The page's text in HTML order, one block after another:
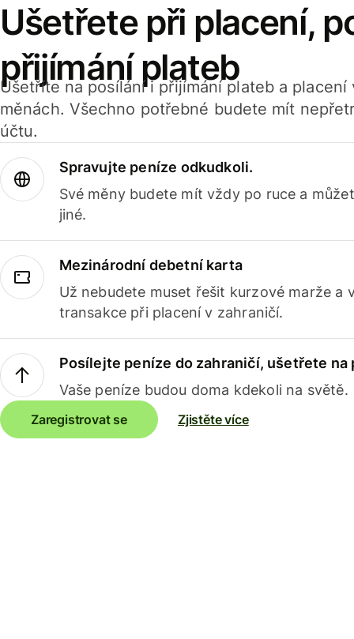
Ušetřete při placení,
přijímání plateb
Ušetříte na posílání i přijímání plateb a
měnách. Všechno potřebné budete mít
účtu.
Spravujte peníze odkudkoli.
Své měny budete mít vždy po ruce a
jiné.
Mezinárodní debetní karta
Už nebudete muset řešit kurzové marže a
transakce při placení v zahraničí.
Posílejte peníze do zahraničí, ušetřete na
Vaše peníze budou doma kdekoli na světě.
Zaregistrovat se Zjistěte více